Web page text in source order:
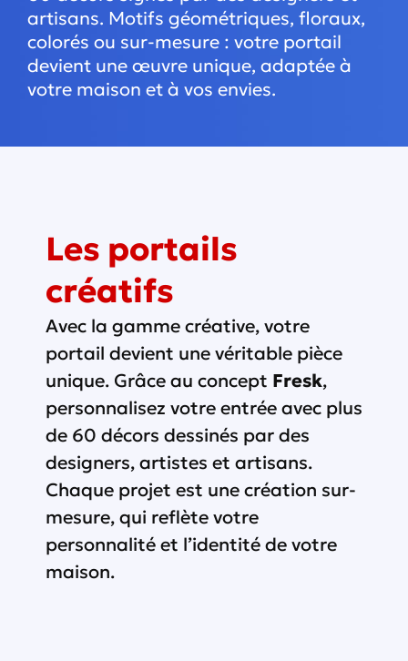
artisans. Motifs géométriques, floraux,
colorés ou sur-mesure : votre portail
devient une œuvre unique, adaptée à
votre maison et à vos envies.
Les portails
créatifs
Avec la gamme créative, votre
portail devient une véritable pièce
unique. Grâce au concept Fresk,
personnalisez votre entrée avec plus
de 60 décors dessinés par des
designers, artistes et artisans.
Chaque projet est une création sur-
mesure, qui reflète votre
personnalité et l’identité de votre
maison.